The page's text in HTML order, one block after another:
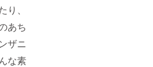
、
あち
ザニ
な素